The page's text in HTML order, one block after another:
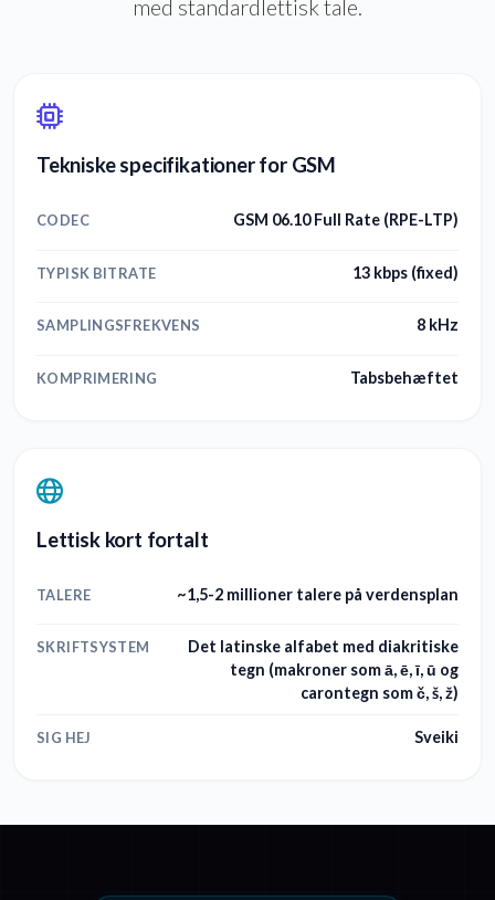
med standardlettisk tale.
Tekniske specifikationer for GSM
CODEC GSM 06.10 Full Rate (RPE-LTP)
TYPISK BITRATE 13 kbps (fixed)
SAMPLINGSFREKVENS 8 kHz
KOMPRIMERING Tabsbehæftet
Lettisk kort fortalt
TALERE ~1,5-2 millioner talere på verdensplan
SKRIFTSYSTEM
Det latinske alfabet med diakritiske
tegn (makroner som ā, ē, ī, ū og
carontegn som č, š, ž)
SIG HEJ Sveiki